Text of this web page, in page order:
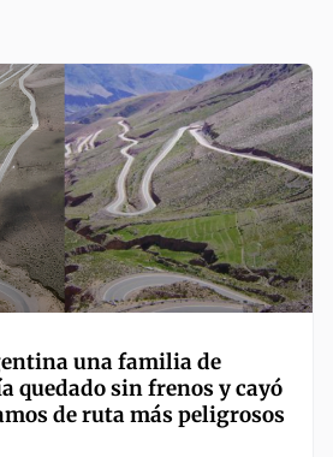
una familia de
quedado sin frenos y cayó
de ruta más peligrosos